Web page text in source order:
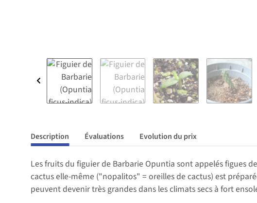
Description Évaluations Evolution du prix
Les fruits du figuier de Barbarie Opuntia sont appelés figues
cactus elle-même ("nopalitos" = oreilles de cactus) est
peuvent devenir très grandes dans les climats secs à fort